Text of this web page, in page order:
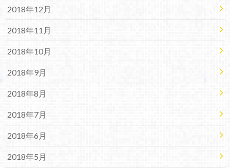
2018年12月
2018年11月
2018年10月
2018年9月
2018年8月
2018年7月
2018年6月
2018年5月